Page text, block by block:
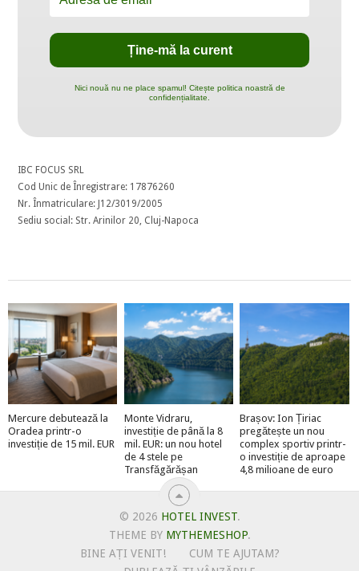
Nici nouă nu ne place spamul! Citește politica noastră de
confidențialitate.
IBC FOCUS SRL
Cod Unic de Înregistrare: 17876260
Nr. Înmatriculare: J12/3019/2005
Sediu social: Str. Arinilor 20, Cluj-Napoca
Mercure debutează la
Oradea printr-o
investiție de 15 mil. EUR
Monte Vidraru,
investiție de până la 8
mil. EUR: un nou hotel
de 4 stele pe
Transfăgărășan
Brașov: Ion Țiriac
pregătește un nou
complex sportiv printr-
o investiție de aproape
4,8 milioane de euro
© 2026 HOTEL INVEST.
THEME BY MYTHEMESHOP.
BINE AȚI VENIT!
CUM TE AJUTAM?